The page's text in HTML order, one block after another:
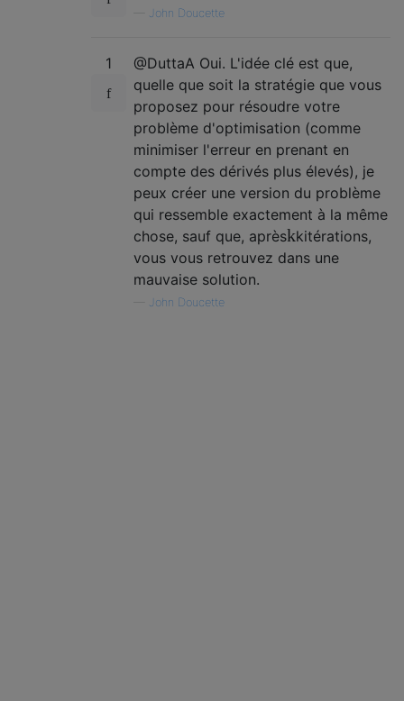
John Doucette
1
@DuttaA Oui. L'idée clé est que,
quelle que soit la stratégie que vous
proposez pour résoudre votre
problème d'optimisation (comme
minimiser l'erreur en prenant en
compte des dérivés plus élevés), je
peux créer une version du problème
qui ressemble exactement à la même
chose, sauf que, aprèskkitérations,
vous vous retrouvez dans une
mauvaise solution.
John Doucette